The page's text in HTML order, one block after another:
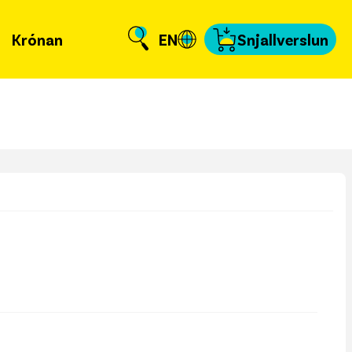
Krónan EN Snjallverslun